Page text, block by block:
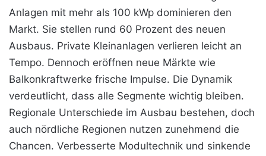
Anlagen mit mehr als 100 kWp dominieren den
Markt. Sie stellen rund 60 Prozent des neuen
Ausbaus. Private Kleinanlagen verlieren leicht an
Tempo. Dennoch eröffnen neue Märkte wie
Balkonkraftwerke frische Impulse. Die Dynamik
verdeutlicht, dass alle Segmente wichtig bleiben.
Regionale Unterschiede im Ausbau bestehen, doch
auch nördliche Regionen nutzen zunehmend die
Chancen. Verbesserte Modultechnik und sinkende